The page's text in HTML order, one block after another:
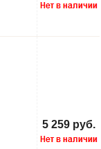
5 259 руб.